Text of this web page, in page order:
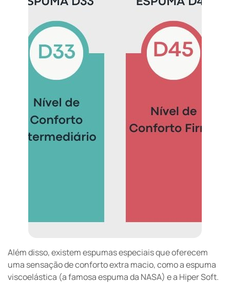
Além disso, existem espumas especiais que oferecem
uma sensação de conforto extra macio, como a espuma
viscoelástica (a famosa espuma da NASA) e a Hiper Soft.